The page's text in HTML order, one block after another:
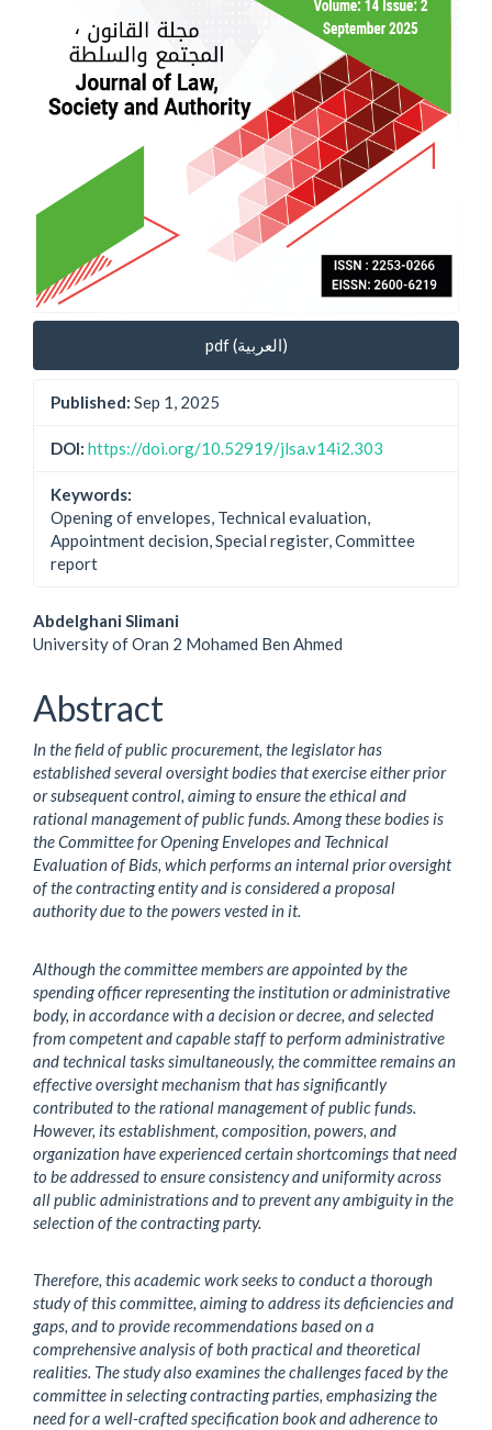
pdf (العربية)
Published: Sep 1, 2025
DOI: https://doi.org/10.52919/jlsa.v14i2.303
Keywords:
Opening of envelopes, Technical evaluation,
Appointment decision, Special register, Committee
report
Main
Article
Content
Abdelghani Slimani
University of Oran 2 Mohamed Ben Ahmed
Abstract
In the field of public procurement, the legislator has
established several oversight bodies that exercise either prior
or subsequent control, aiming to ensure the ethical and
rational management of public funds. Among these bodies is
the Committee for Opening Envelopes and Technical
Evaluation of Bids, which performs an internal prior oversight
of the contracting entity and is considered a proposal
authority due to the powers vested in it.
Although the committee members are appointed by the
spending officer representing the institution or administrative
body, in accordance with a decision or decree, and selected
from competent and capable staff to perform administrative
and technical tasks simultaneously, the committee remains an
effective oversight mechanism that has significantly
contributed to the rational management of public funds.
However, its establishment, composition, powers, and
organization have experienced certain shortcomings that need
to be addressed to ensure consistency and uniformity across
all public administrations and to prevent any ambiguity in the
selection of the contracting party.
Therefore, this academic work seeks to conduct a thorough
study of this committee, aiming to address its deficiencies and
gaps, and to provide recommendations based on a
comprehensive analysis of both practical and theoretical
realities. The study also examines the challenges faced by the
committee in selecting contracting parties, emphasizing the
need for a well-crafted specification book and adherence to